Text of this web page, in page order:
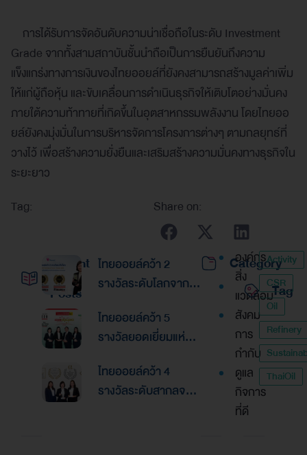
การได้รับการจัดอันดับความน่าเชื่อถือในระดับ Investment
Grade จากทั้งสามสถาบันชั้นนำถือเป็นการยืนยันถึงความ
แข็งแกร่งทางการเงินของไทยออยล์ที่ยังคงสามารถสร้างมูลค่าเพิ่ม
ให้แก่ผู้ถือหุ้น และขับเคลื่อนการดำเนินธุรกิจให้เติบโตอย่างมั่นคง
ภายใต้ความท้าทายที่เกิดขึ้นในอุตสาหกรรมพลังงาน โดยไทยออ
ยล์ยังคงมุ่งมั่นในการบริหารจัดการโครงการต่างๆ ตามกลยุทธ์ที่
วางไว้ เพื่อสร้างความยั่งยืนและเสริมสร้างความมั่นคงทางธุรกิจใน
ระยะยาว
Tag:
Share on:
Recent
Posts
ไทยออยล์คว้า 2
รางวัลระดับโลกจาก
Finance Awards
2026ตอกย้ำความเป็น
เลิศด้านการบริหาร
การเงินและการระดม
ทุน
ไทยออยล์คว้า 5
รางวัลยอดเยี่ยมแห่ง
รางวัล “Asian
Excellence Award
ไทยออยล์คว้า 4
รางวัลระดับสากลจาก
Category
องค์กร
สิ่ง
แวดล้อม
สังคม
การ
กำกับ
ดูแล
กิจการ
ที่ดี
Tag
Activity
CSR
Oil
Refinery
ThaiOil